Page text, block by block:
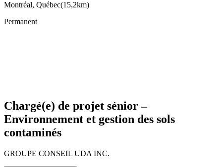
Montréal, Québec(15,2km)
Permanent
Chargé(e) de projet sénior –
Environnement et gestion des sols
contaminés
GROUPE CONSEIL UDA INC.